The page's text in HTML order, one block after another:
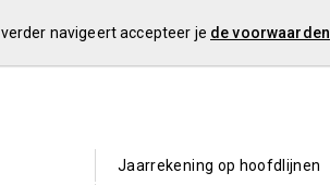
navigeert accepteer je de voorwaarden
Jaarrekening op hoofdlijnen